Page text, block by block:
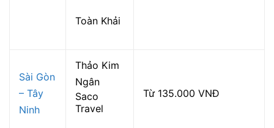
Toàn Khải
Sài Gòn
– Tây
Ninh
Thảo Kim
Ngân
Saco
Travel
Từ 135.000 VNĐ